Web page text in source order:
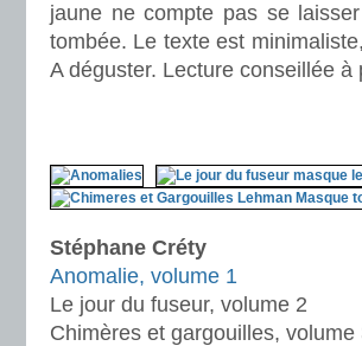
jaune ne compte pas se
tombée. Le texte est
A déguster. Lecture conseillée à
Stéphane Créty
Anomalie, volume 1
Le jour du fuseur, volume 2
Chimères et gargouilles, volume